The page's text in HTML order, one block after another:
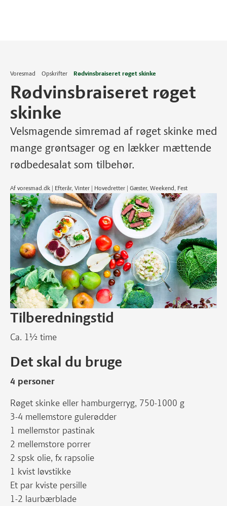
Voresmad Opskrifter Rødvinsbraiseret røget skinke
Rødvinsbraiseret røget
skinke
Velsmagende simremad af røget skinke med
mange grøntsager og en lækker mættende
rødbedesalat som tilbehør.
Af voresmad.dk | Efterår, Vinter | Hovedretter | Gæster, Weekend, Fest
Tilberedningstid
Ca. 1½ time
Det skal du bruge
4 personer
Røget skinke eller hamburgerryg, 750-1000 g
3-4 mellemstore gulerødder
1 mellemstor pastinak
2 mellemstore porrer
2 spsk olie, fx rapsolie
1 kvist løvstikke
Et par kviste persille
1-2 laurbærblade